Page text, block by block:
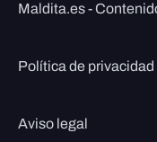
Maldita.es -
Política de privacidad
Aviso legal